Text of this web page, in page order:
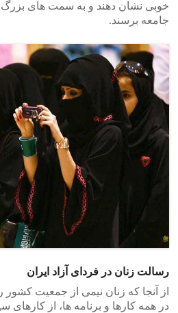
خوبی نشان دهند و به سمت های
جامعه برسند.
رسالت زنان در فردای آزاد ایران
از آنجا که زنان نیمی از جمعیت کشور
در همه کارها و برنامه ها، از کارهای